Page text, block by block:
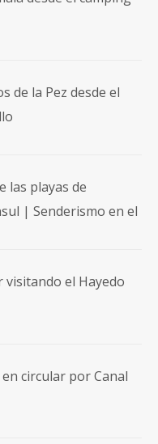
de la Pez desde el
las playas de
| Senderismo en el
el Hayedo
circular por Canal